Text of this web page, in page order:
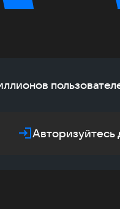
Авторизуйтесь